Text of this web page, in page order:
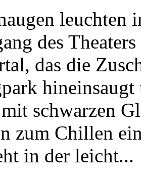
leuchten
des
das die
schwarzen
zum Chillen
in der leicht...